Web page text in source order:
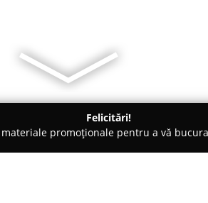
Felicitări!
promoționale pentru a vă